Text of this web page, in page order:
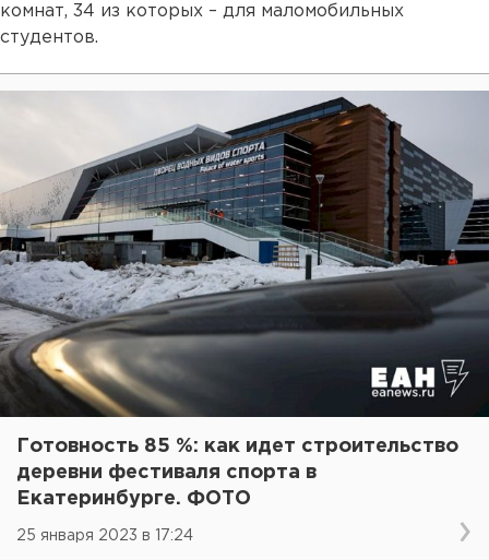
комнат, 34 из которых – для маломобильных
студентов.
Готовность 85 %: как идет строительство
деревни фестиваля спорта в
Екатеринбурге. ФОТО
25 января 2023 в 17:24